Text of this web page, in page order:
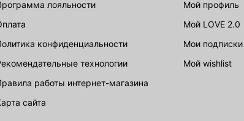
Программа лояльности
Оплата
Политика конфиденциальности
Рекомендательные технологии
Правила работы интернет-магазина
карта сайта
Мой профиль
Мой LOVE 2.0
Мои подписки
Мой wishlist